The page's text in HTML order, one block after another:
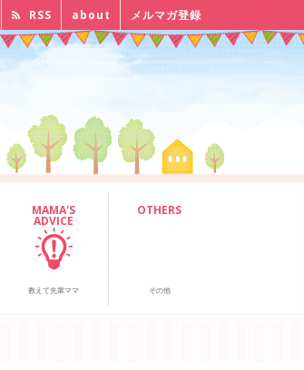
RSS about メルマガ登録
MAMA'S
ADVICE
教えて先輩ママ
OTHERS
その他